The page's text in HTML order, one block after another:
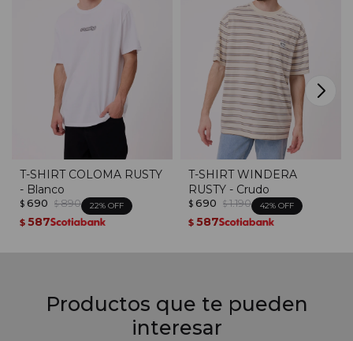
T-SHIRT COLOMA RUSTY
- Blanco
$ 690 $ 890 22
$ 587
T-SHIRT WINDERA
RUSTY - Crudo
$ 690 $ 1.190 42
$ 587
Productos que te pueden
interesar